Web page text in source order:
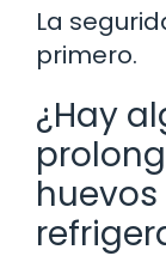
La
primero.
¿Hay